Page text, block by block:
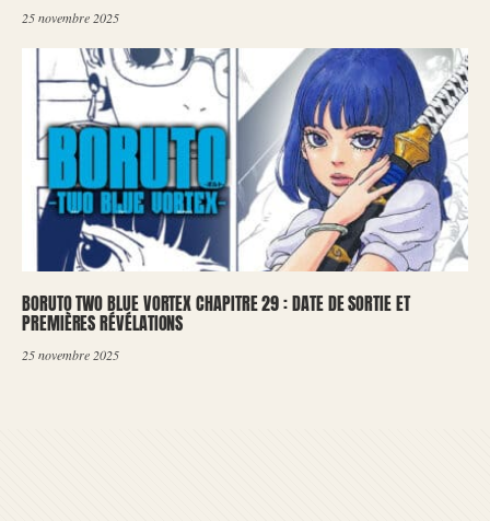
25 novembre 2025
BORUTO TWO BLUE VORTEX CHAPITRE 29 : DATE DE SORTIE ET
PREMIÈRES RÉVÉLATIONS
25 novembre 2025